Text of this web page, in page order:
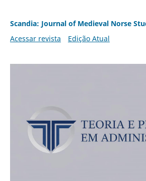
Scandia: Journal of Medieval Norse
Acessar revista
Edição Atual